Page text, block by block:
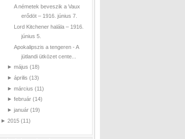
A németek beveszik a Vaux
erődöt – 1916. június 7.
Lord Kitchener halála – 1916.
június 5.
Apokalipszis a tengeren - A
jütlandi ütközet cente...
► május (18)
► április (13)
► március (11)
► február (14)
► január (19)
► 2015 (11)